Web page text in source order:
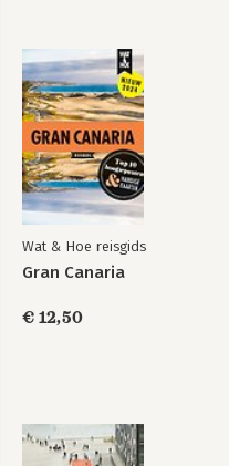
Wat & Hoe reisgids
Gran Canaria
€ 12,50